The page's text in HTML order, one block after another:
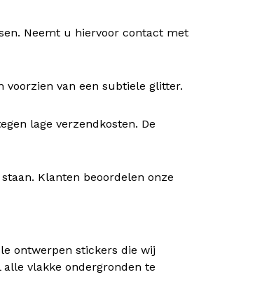
Neemt u hiervoor contact met
van een subtiele glitter.
lage verzendkosten. De
Klanten beoordelen onze
ontwerpen stickers die wij
vlakke ondergronden te